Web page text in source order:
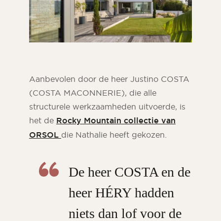
Aanbevolen door de heer Justino COSTA
(COSTA MACONNERIE), die alle
structurele werkzaamheden uitvoerde, is
het de Rocky Mountain collectie van
ORSOL die Nathalie heeft gekozen.
De heer COSTA en de
heer HÉRY hadden
niets dan lof voor de